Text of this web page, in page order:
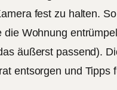
fest zu halten.
die Wohnung
äußerst passend).
entsorgen und Tipps